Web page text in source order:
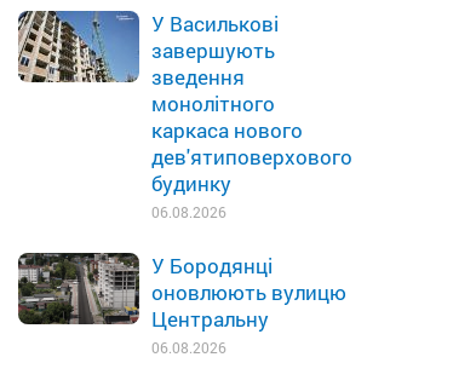
У Василькові
завершують
зведення
монолітного
каркаса нового
дев'ятиповерхового
будинку
06.08.2026
У Бородянці
оновлюють вулицю
Центральну
06.08.2026